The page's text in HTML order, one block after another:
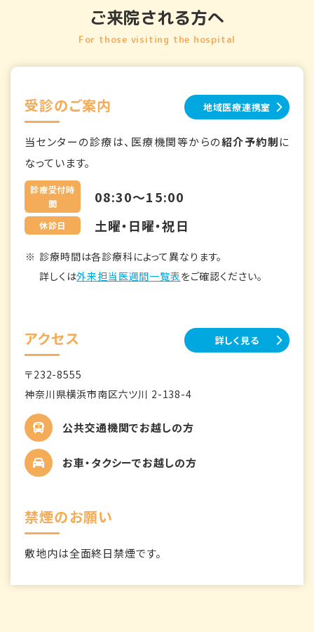
ご来院される方へ
For those visiting the hospital
受診のご案内 地域医療連携室
当センターの診療は、医療機関等からの紹介予約制に
なっています。
診療受付時
間
08:30～15:00
休診日 土曜・日曜・祝日
診療時間は各診療科によって異なります。
詳しくは外来担当医週間一覧表をご確認ください。
アクセス 詳しく見る
〒232-8555
神奈川県横浜市南区六ツ川 2-138-4
公共交通機関でお越しの方
お車・タクシーでお越しの方
禁煙のお願い
敷地内は全面終日禁煙です。